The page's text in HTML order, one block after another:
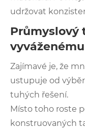
udržovat
Průmyslový
Zajímavé je, že
ustupuje od
tuhých řešení.
Místo toho roste
konstruovaných